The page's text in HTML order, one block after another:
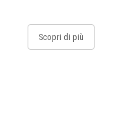
Scopri di più